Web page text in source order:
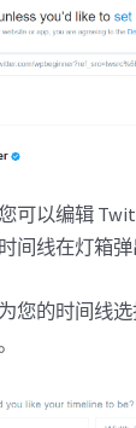
可以编辑
间线在灯箱弹
您的时间线